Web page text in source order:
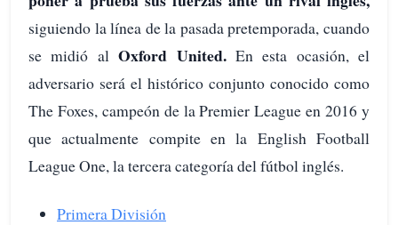
siguiendo la línea de la pasada pretemporada, cuando
se midió alOxford United.En esta ocasión, el
adversario será el histórico conjunto conocido como
The Foxes, campeón de la Premier League en 2016 y
que actualmente compite en la English Football
League One, la tercera categoría del fútbol inglés.
Primera División